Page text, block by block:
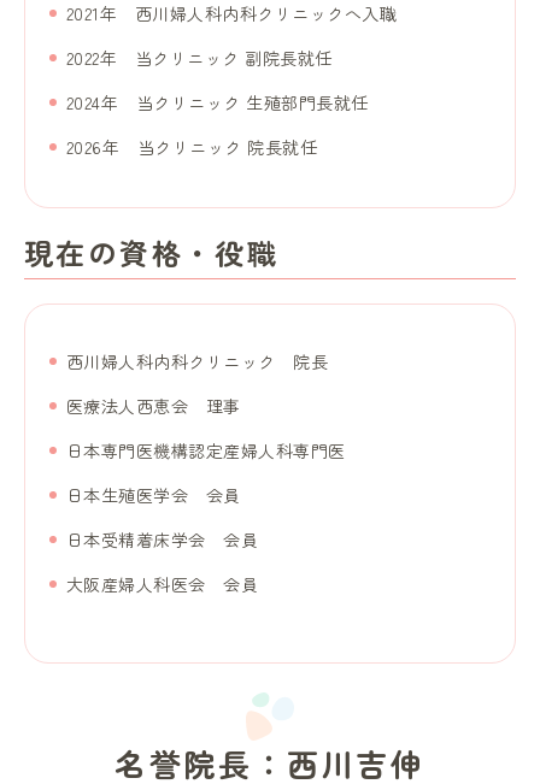
2021年 西川婦人科内科クリニックへ入職
2022年 当クリニック 副院長就任
2024年 当クリニック 生殖部門長就任
2026年 当クリニック 院長就任
現在の資格・役職
西川婦人科内科クリニック 院長
医療法人西恵会 理事
日本専門医機構認定産婦人科専門医
日本生殖医学会 会員
日本受精着床学会 会員
大阪産婦人科医会 会員
名誉院長：西川吉伸